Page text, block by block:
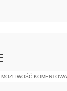
MOŻLIWOŚĆ